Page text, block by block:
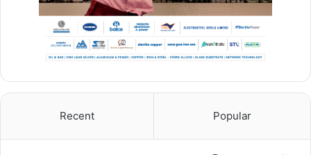
प्रश्नों से मेल खाने का दावा :- जांच में यह सामने आया कि बरामद कुछ सवाल
कथित तौर पर TET जून 2026 के प्रश्नपत्र से मिलते-जुलते थे। इसके बाद
मामला गंभीर हो गया और भिवंडी पुलिस स्टेशन में आधिकारिक रूप से केस दर्ज
Recent Popular